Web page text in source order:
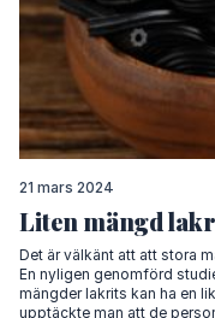
21 mars 2024
Liten mängd
Det är välkänt att att stora
En nyligen genomförd
mängder lakrits kan ha en
upptäckte man att de